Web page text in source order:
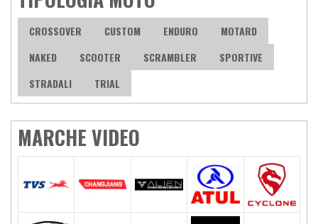
CROSSOVER CUSTOM ENDURO
MOTARD
NAKED
SCOOTER SCRAMBLER
SPORTIVE
STRADALI
TRIAL
MARCHE VIDEO